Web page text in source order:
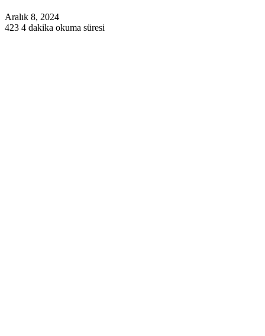
Aralık 8, 2024
423 4 dakika okuma süresi